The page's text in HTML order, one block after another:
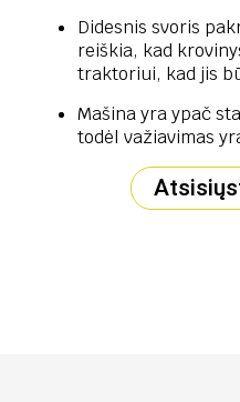
Didesnis svoris
reiškia, kad
traktoriui, kad jis
Mašina yra ypač
todėl važiavimas